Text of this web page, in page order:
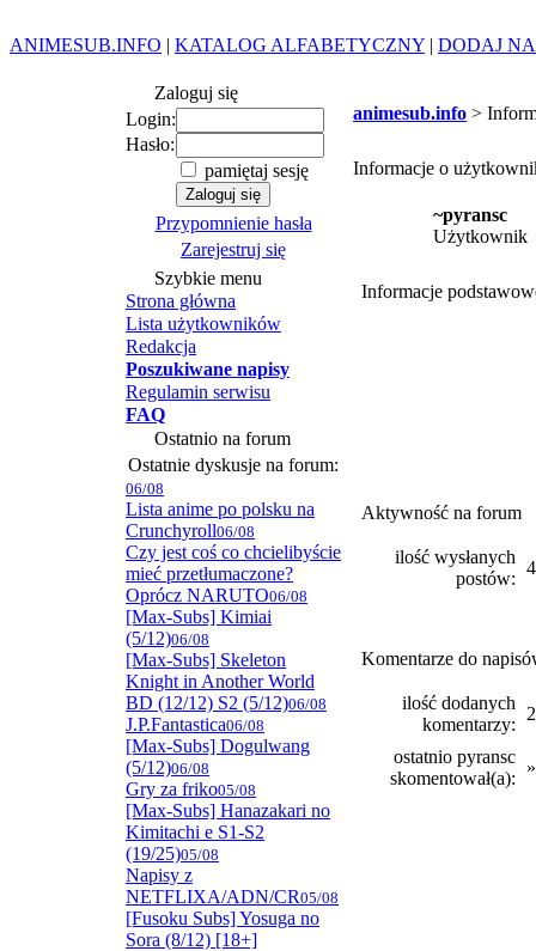
ANIMESUB.INFO | KATALOG ALFABETYCZNY | DODAJ
Zaloguj się
Login:
Hasło:
pamiętaj sesję
Przypomnienie hasła
Zarejestruj się
Szybkie menu
Strona główna
Lista użytkowników
Redakcja
Poszukiwane napisy
Regulamin serwisu
FAQ
Ostatnio na forum
Ostatnie dyskusje na forum:
06/08
Lista anime po polsku na
Crunchyroll06/08
Czy jest coś co chcielibyście
mieć przetłumaczone?
Oprócz NARUTO06/08
[Max-Subs] Kimiai
(5/12)06/08
[Max-Subs] Skeleton
Knight in Another World
BD (12/12) S2 (5/12)06/08
J.P.Fantastica06/08
[Max-Subs] Dogulwang
(5/12)06/08
Gry za friko05/08
[Max-Subs] Hanazakari no
Kimitachi e S1-S2
(19/25)05/08
Napisy z
NETFLIXA/ADN/CR05/08
[Fusoku Subs] Yosuga no
Sora (8/12) [18+]
animesub.info >
Informacje o
~pyransc
Użytkownik
Informacje
Aktywność na forum
ilość wysłanych
postów:
Komentarze do
ilość dodanych
komentarzy:
2
ostatnio pyransc
skomentował(a):